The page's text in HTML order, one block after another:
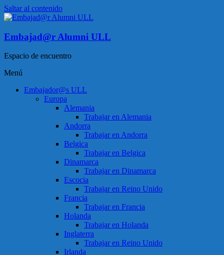
Saltar al contenido
Embajad@r Alumni ULL
Espacio de encuentro
Menú
Embajador@s ULL
Europa
Alemania
Trabajar en Alemania
Andorra
Trabajar en Andorra
Belgica
Trabajar en Belgica
Dinamarca
Trabajar en Dinamarca
Escocia
Trabajar en Reino Unido
Francia
Trabajar en Francia
Holanda
Trabajar en Holanda
Inglaterra
Trabajar en Reino Unido
Irlanda